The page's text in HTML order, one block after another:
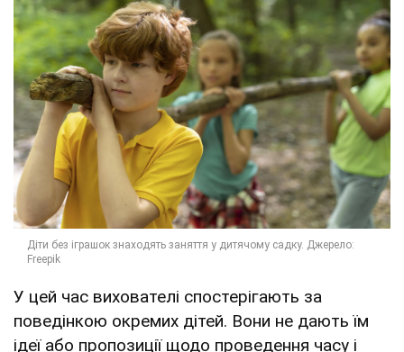
У цей час вихователі спостерігають за
поведінкою окремих дітей. Вони не дають їм
ідеї або пропозиції щодо проведення часу і